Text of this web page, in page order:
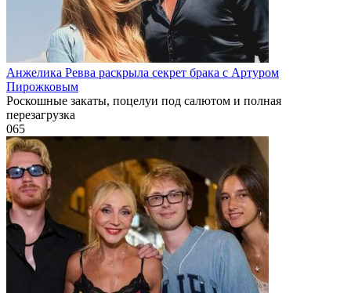
Анжелика Ревва раскрыла секрет брака с Артуром
Пирожковым
Роскошные закаты, поцелуи под салютом и полная
перезагрузка
065